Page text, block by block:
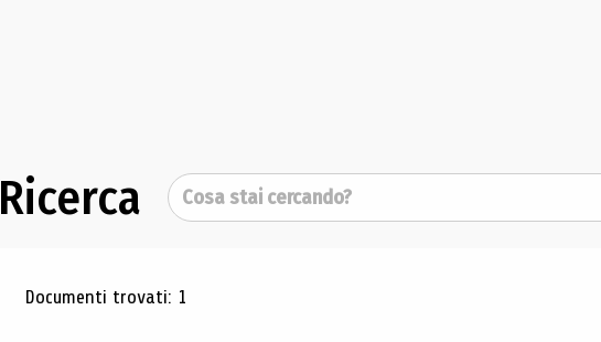
Ricerca Cerca
Risultati di ricerca
Documenti trovati: 1